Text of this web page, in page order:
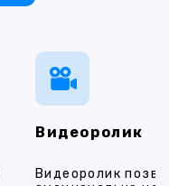
Видеоролик
Видеоролик